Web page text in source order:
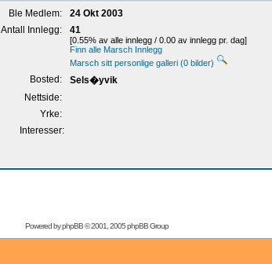
Ble Medlem:
24 Okt 2003
Antall Innlegg:
41
[0.55% av alle innlegg / 0.00 av innlegg pr. dag]
Finn alle Marsch Innlegg
Marsch sitt personlige galleri (0 bilder)
Bosted:
Sels�yvik
Nettside:
Yrke:
Interesser:
Powered byphpBB© 2001, 2005 phpBB Group